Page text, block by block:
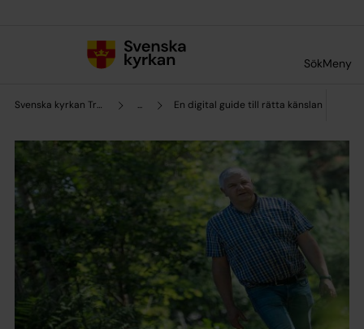
SökMeny
Svenska kyrkan Trollhättan ... En digital guide till rätta känslan